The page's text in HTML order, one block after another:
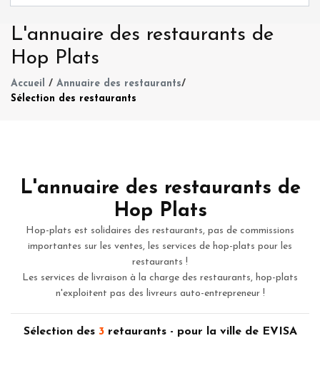
L'annuaire des restaurants de
Hop Plats
Accueil / Annuaire des restaurants/
Sélection des restaurants
L'annuaire des restaurants de
Hop Plats
Hop-plats est solidaires des restaurants, pas de commissions
importantes sur les ventes, les services de hop-plats pour les
restaurants !
Les services de livraison à la charge des restaurants, hop-plats
n'exploitent pas des livreurs auto-entrepreneur !
Sélection des 3retaurants - pour la ville de EVISA